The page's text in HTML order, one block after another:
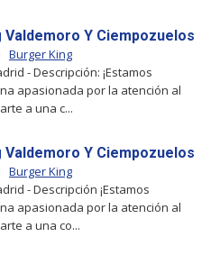
Y Ciempozuelos
Burger King
- Descripción: ¡Estamos
apasionada por la atención al
a una c...
Y Ciempozuelos
Burger King
- Descripción ¡Estamos
apasionada por la atención al
a una co...